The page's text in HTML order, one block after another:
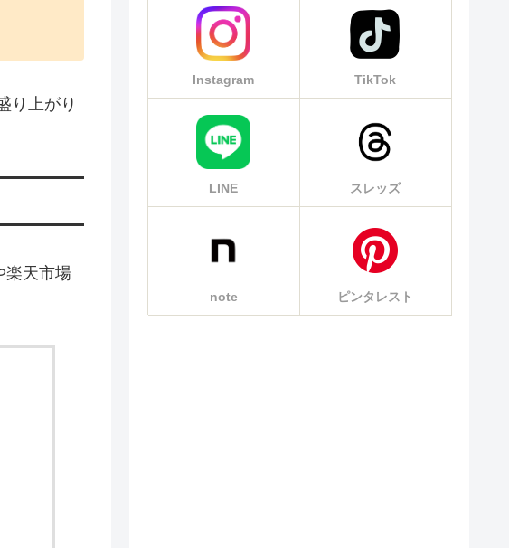
り上がり
楽天市場
Instagram TikTok
LINE スレッズ
note ピンタレスト